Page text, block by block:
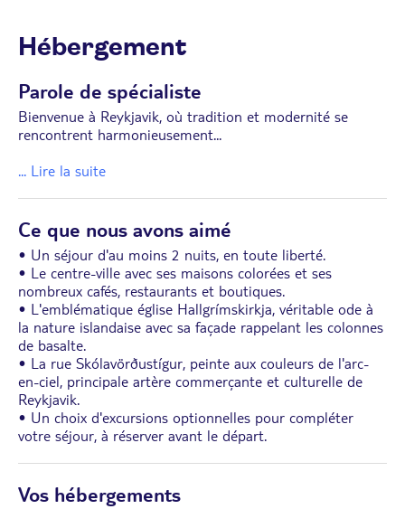
Hébergement
Parole de spécialiste
Bienvenue à Reykjavik, où tradition et modernité se
rencontrent harmonieusement...
... Lire la suite
Ce que nous avons aimé
• Un séjour d'au moins 2 nuits, en toute liberté.
• Le centre-ville avec ses maisons colorées et ses
nombreux cafés, restaurants et boutiques.
• L'emblématique église Hallgrímskirkja, véritable ode à
la nature islandaise avec sa façade rappelant les colonnes
de basalte.
• La rue Skólavörðustígur, peinte aux couleurs de l'arc-
en-ciel, principale artère commerçante et culturelle de
Reykjavik.
• Un choix d'excursions optionnelles pour compléter
votre séjour, à réserver avant le départ.
Vos hébergements